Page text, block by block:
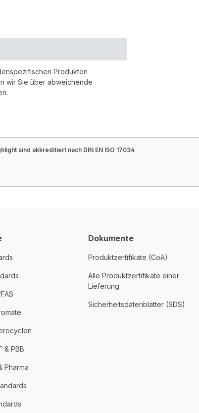
Produkten
wir Sie über abweichende
sind akkreditiert nach DIN EN ISO 17034
& PBB
Pharma
Dokumente
Produktzertifikate (CoA)
Alle Produktzertifikate einer
Lieferung
Sicherheitsdatenblätter (SDS)